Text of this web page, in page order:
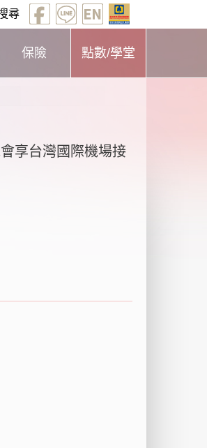
尋
保險 點數/學堂
享台灣國際機場接